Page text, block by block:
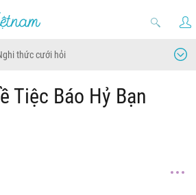
thức cưới hỏi
Tiệc Báo Hỷ Bạn